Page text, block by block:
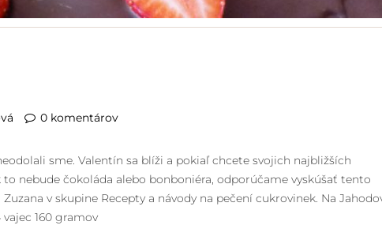
0 komentárov
sme. Valentín sa blíži a pokiaľ chcete svojich najbližších
nebude čokoláda alebo bonboniéra, odporúčame vyskúšať tento
v skupine Recepty a návody na pečení cukrovinek. Na
160 gramov